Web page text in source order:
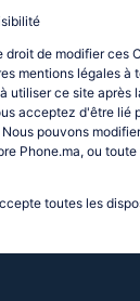
droit de modifier ces
mentions légales à
utiliser ce site après
acceptez d'être lié
pouvons
Phone.ma, ou
toutes les